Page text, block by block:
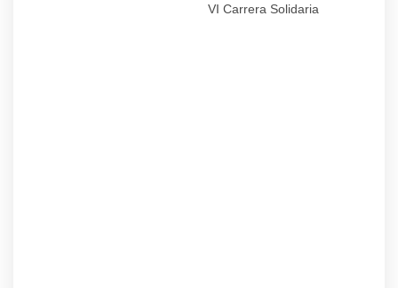
VI Carrera Solidaria